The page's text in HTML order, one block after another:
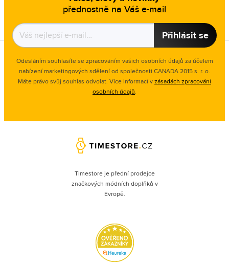
přednostně na Váš e-mail
Přihlásit se
Odesláním souhlasíte se zpracováním vašich osobních údajů za účelem
nabízení marketingových sdělení od společnosti CANADA 2015 s. r. o.
Máte právo svůj souhlas odvolat. Více informací vzásadách zpracování
osobních údajů.
Timestore je přední prodejce
značkových módních doplňků v
Evropě.